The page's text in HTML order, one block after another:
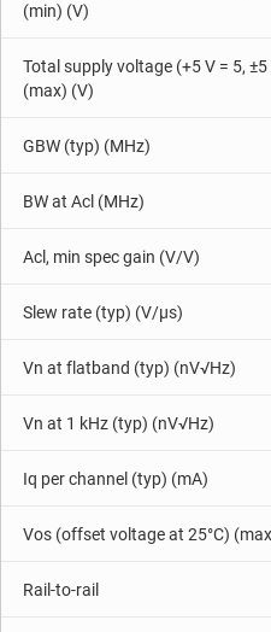
(min) (V)
Total supply voltage (+5 V = 5, ±5
(max) (V)
GBW (typ) (MHz)
BW at Acl (MHz)
Acl, min spec gain (V/V)
Slew rate (typ) (V/µs)
Vn at flatband (typ) (nV√Hz)
Vn at 1 kHz (typ) (nV√Hz)
Iq per channel (typ) (mA)
Vos (offset voltage at 25°C)
Rail-to-rail